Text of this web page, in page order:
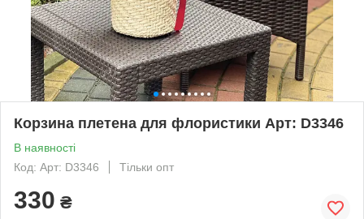
Корзина плетена для флористики Арт: D3346
В наявності
Код: Арт: D3346
Тільки опт
330 ₴